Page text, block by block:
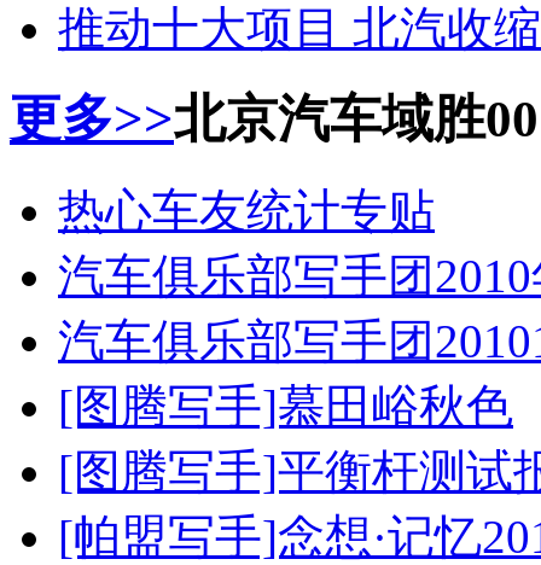
推动十大项目 北汽收
更多>>北京汽车域胜
热心车友统计专贴
汽车俱乐部写手团
汽车俱乐部写手团
[图腾写手]慕田峪秋色
[图腾写手]平衡杆测试
[帕盟写手]念想·记忆